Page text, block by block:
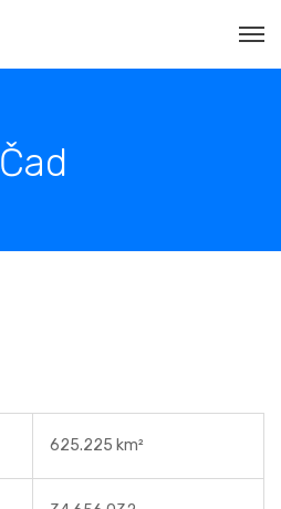
Čad
625.225 km²